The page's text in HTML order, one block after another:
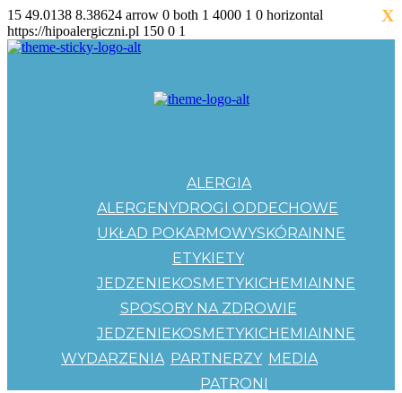
15 49.0138 8.38624 arrow 0 both 1 4000 1 0 horizontal
https://hipoalergiczni.pl 150 0 1
ALERGIA
ALERGENYDROGI ODDECHOWE
UKŁAD POKARMOWYSKÓRAINNE
ETYKIETY
JEDZENIEKOSMETYKICHEMIAINNE
SPOSOBY NA ZDROWIE
JEDZENIEKOSMETYKICHEMIAINNE
WYDARZENIA PARTNERZY
PATRONI
MEDIA
X